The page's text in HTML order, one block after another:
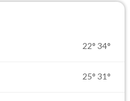
22° 34°
25° 31°